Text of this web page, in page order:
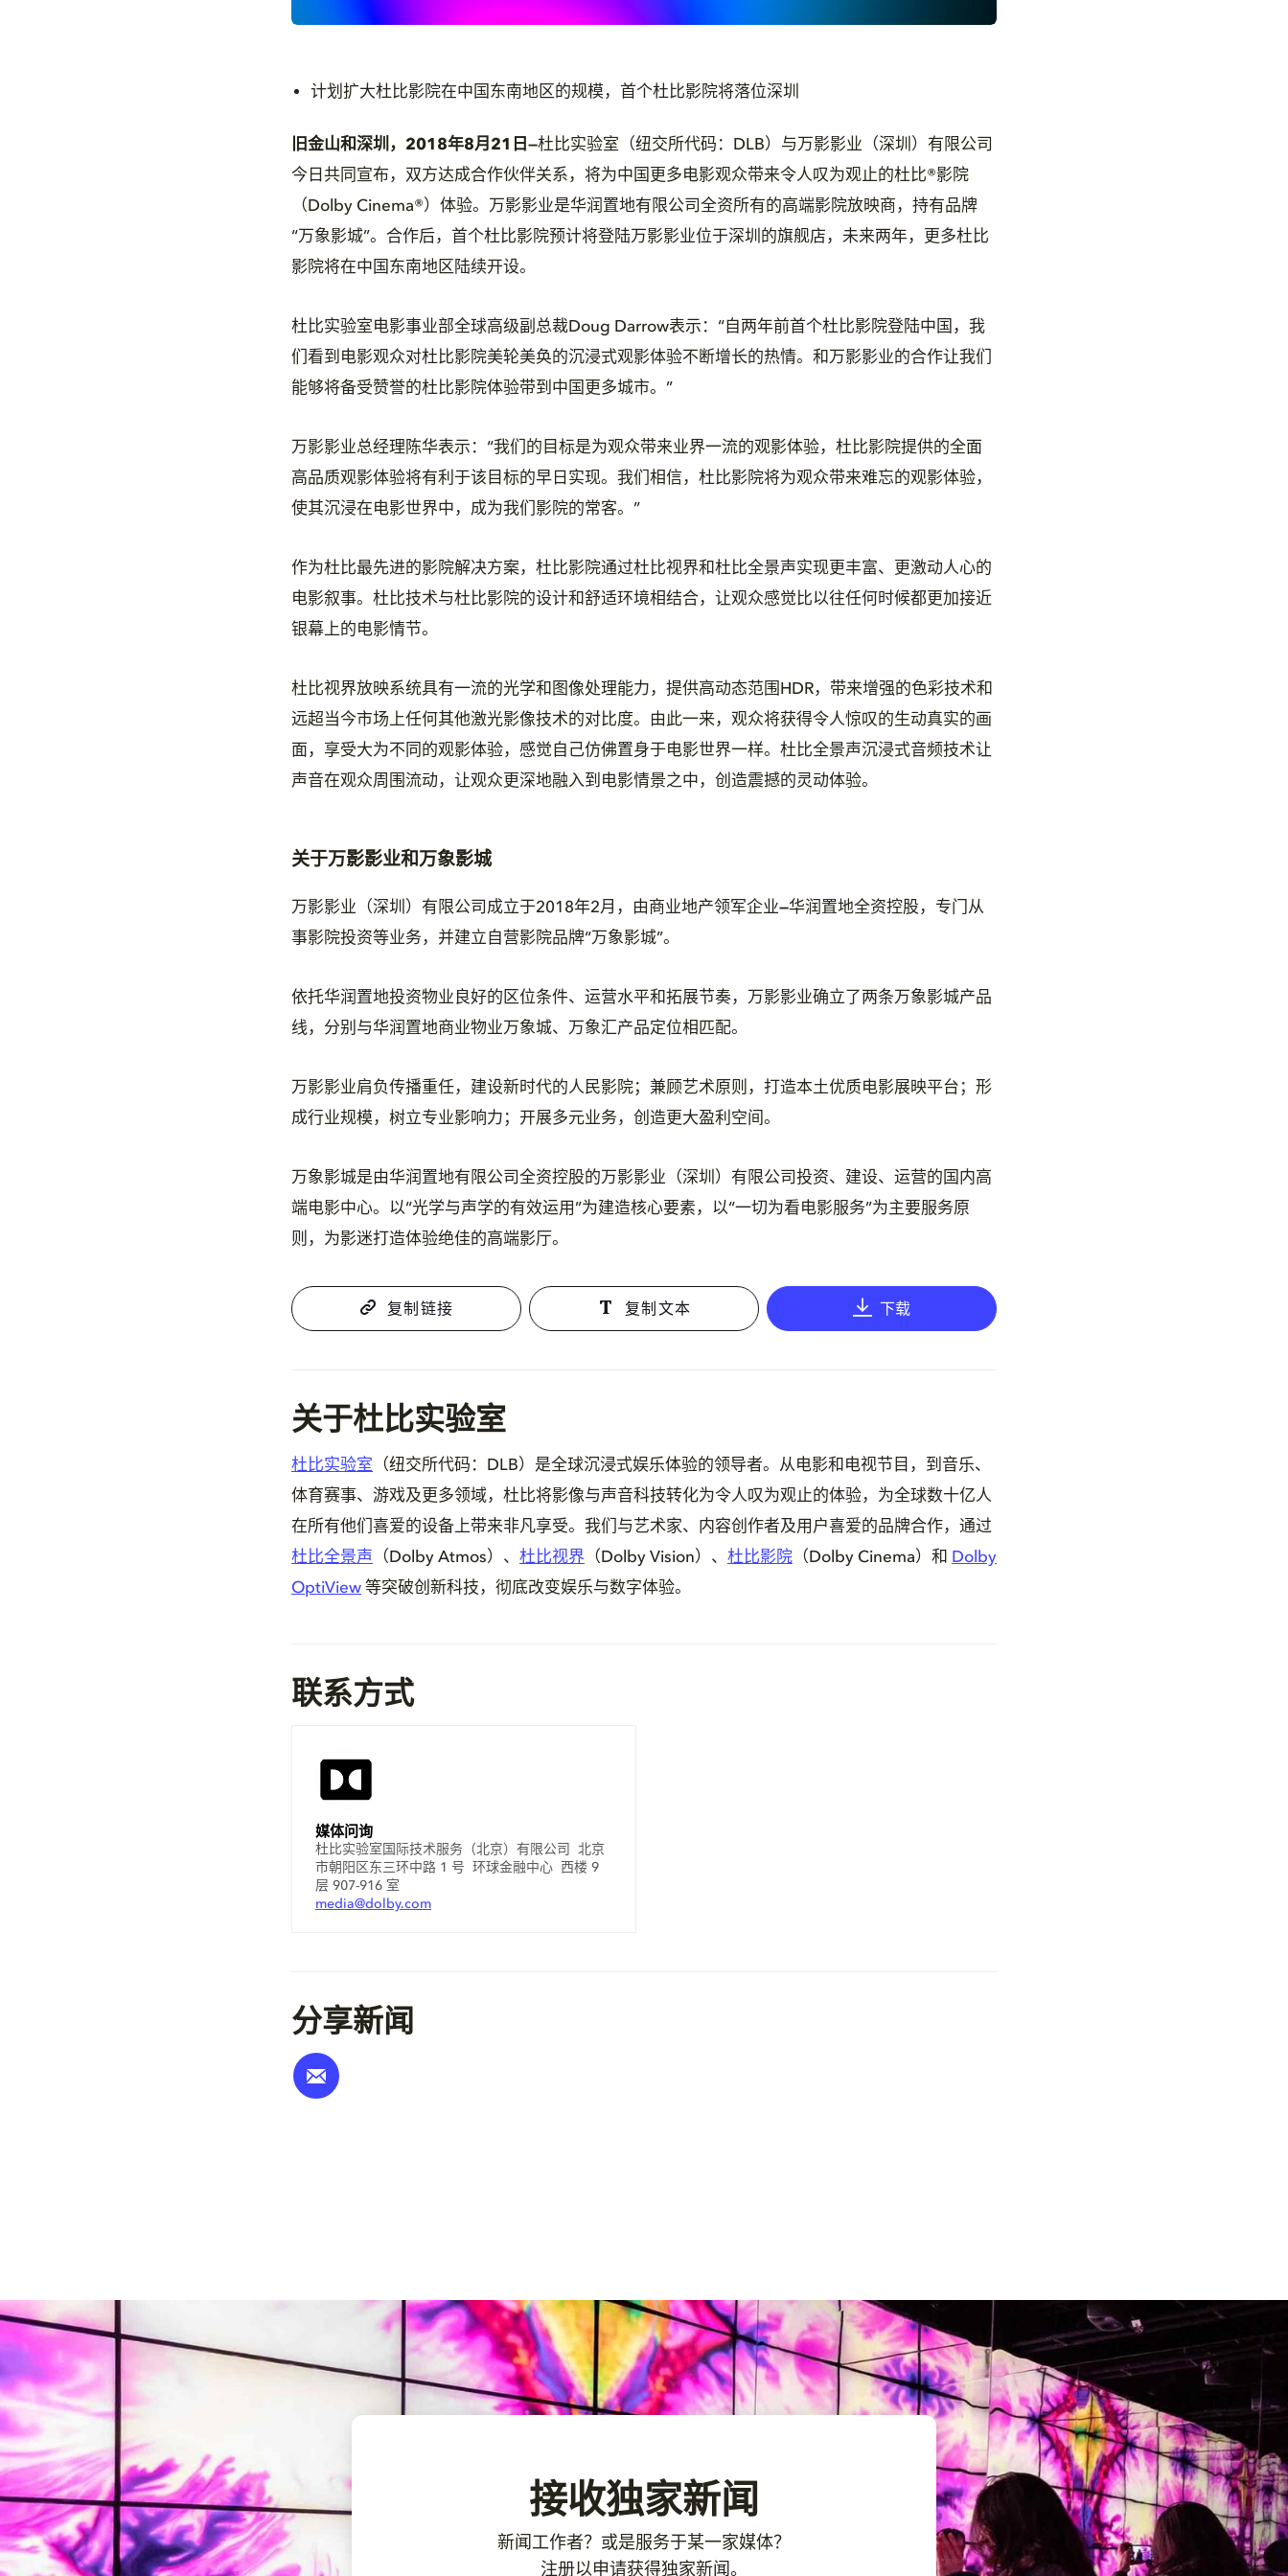
计划扩大杜比影院在中国东南地区的规模，首个杜比影院将落位深圳
旧金山和深圳，2018年8月21日 —杜比实验室（纽交所代码：DLB）与万影影业（深圳）有限公司
今日共同宣布，双方达成合作伙伴关系，将为中国更多电影观众带来令人叹为观止的杜比®影院
（Dolby Cinema®）体验。万影影业是华润置地有限公司全资所有的高端影院放映商，持有品牌
“万象影城”。合作后，首个杜比影院预计将登陆万影影业位于深圳的旗舰店，未来两年，更多杜比
影院将在中国东南地区陆续开设。
杜比实验室电影事业部全球高级副总裁Doug Darrow表示：“自两年前首个杜比影院登陆中国，我
们看到电影观众对杜比影院美轮美奂的沉浸式观影体验不断增长的热情。和万影影业的合作让我们
能够将备受赞誉的杜比影院体验带到中国更多城市。”
万影影业总经理陈华表示：“我们的目标是为观众带来业界一流的观影体验，杜比影院提供的全面
高品质观影体验将有利于该目标的早日实现。我们相信，杜比影院将为观众带来难忘的观影体验，
使其沉浸在电影世界中，成为我们影院的常客。”
作为杜比最先进的影院解决方案，杜比影院通过杜比视界和杜比全景声实现更丰富、更激动人心的
电影叙事。杜比技术与杜比影院的设计和舒适环境相结合，让观众感觉比以往任何时候都更加接近
银幕上的电影情节。
杜比视界放映系统具有一流的光学和图像处理能力，提供高动态范围HDR，带来增强的色彩技术和
远超当今市场上任何其他激光影像技术的对比度。由此一来，观众将获得令人惊叹的生动真实的画
面，享受大为不同的观影体验，感觉自己仿佛置身于电影世界一样。杜比全景声沉浸式音频技术让
声音在观众周围流动，让观众更深地融入到电影情景之中，创造震撼的灵动体验。
关于万影影业和万象影城
万影影业（深圳）有限公司成立于2018年2月，由商业地产领军企业—华润置地全资控股，专门从
事影院投资等业务，并建立自营影院品牌“万象影城”。
依托华润置地投资物业良好的区位条件、运营水平和拓展节奏，万影影业确立了两条万象影城产品
线，分别与华润置地商业物业万象城、万象汇产品定位相匹配。
万影影业肩负传播重任，建设新时代的人民影院；兼顾艺术原则，打造本土优质电影展映平台；形
成行业规模，树立专业影响力；开展多元业务，创造更大盈利空间。
万象影城是由华润置地有限公司全资控股的万影影业（深圳）有限公司投资、建设、运营的国内高
端电影中心。以“光学与声学的有效运用”为建造核心要素，以“一切为看电影服务”为主要服务原
则，为影迷打造体验绝佳的高端影厅。
复制链接 复制文本 下载
关于杜比实验室
杜比实验室 （纽交所代码：DLB）是全球沉浸式娱乐体验的领导者。从电影和电视节目，到音乐、
体育赛事、游戏及更多领域，杜比将影像与声音科技转化为令人叹为观止的体验，为全球数十亿人
在所有他们喜爱的设备上带来非凡享受。我们与艺术家、内容创作者及用户喜爱的品牌合作，通过
杜比全景声
（Dolby Atmos）、 杜比视界 （Dolby Vision）、 杜比影院 （Dolby Cinema）和 Dolby
OptiView 等突破创新科技，彻底改变娱乐与数字体验。
联系方式
媒体问询
杜比实验室国际技术服务（北京）有限公司 北京
市朝阳区东三环中路 1 号 环球金融中心 西楼 9
层 907-916 室
media@dolby.com
分享新闻
接收独家新闻
新闻工作者？或是服务于某一家媒体？
注册以申请获得独家新闻。